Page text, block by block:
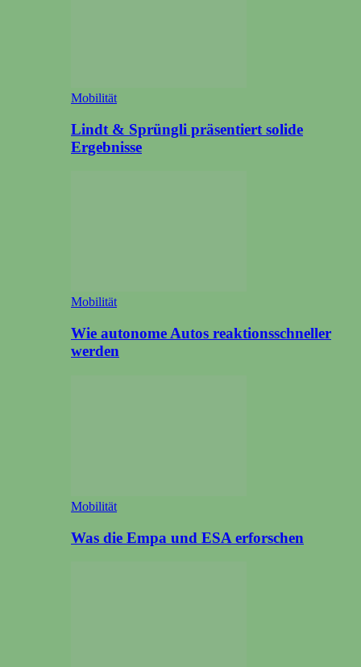
Mobilität
Lindt & Sprüngli präsentiert solide
Ergebnisse
Mobilität
Wie autonome Autos reaktionsschneller
werden
Mobilität
Was die Empa und ESA erforschen